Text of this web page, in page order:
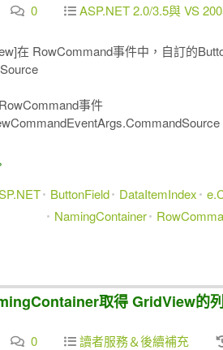
0 ASP.NET 2.0/3.5與 VS
在 RowCommand事件中，自訂的
事件
ButtonField DataItemIndex
NamingContainer
取得 GridView的
0 讀者服務＆後續補充